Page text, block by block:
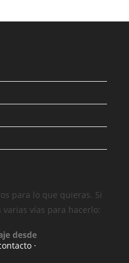
para lo que quieras. Si
vías para hacerlo:
desde
·